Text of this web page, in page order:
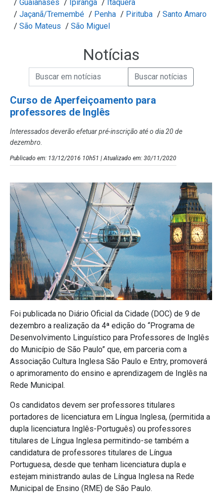
/ Guaianases / Ipiranga / Itaquera
/ Jaçanã/Tremembé / Penha / Pirituba / Santo Amaro
/ São Mateus / São Miguel
Notícias
Campo de Busca de Notícias
Campo de Busca de informaçõesEnviar a Busca de Notícias
Curso de Aperfeiçoamento para
professores de Inglês
Interessados deverão efetuar pré-inscrição até o dia 20 de
dezembro.
Publicado em: 13/12/2016 10h51 | Atualizado em: 30/11/2020
Foi publicada no Diário Oficial da Cidade (DOC) de 9 de
dezembro a realização da 4ª edição do “Programa de
Desenvolvimento Linguístico para Professores de Inglês
do Município de São Paulo” que, em parceria com a
Associação Cultura Inglesa São Paulo e Entry, promoverá
o aprimoramento do ensino e aprendizagem de Inglês na
Rede Municipal.
Os candidatos devem ser professores titulares
portadores de licenciatura em Língua Inglesa, (permitida a
dupla licenciatura Inglês-Português) ou professores
titulares de Língua Inglesa permitindo-se também a
candidatura de professores titulares de Língua
Portuguesa, desde que tenham licenciatura dupla e
estejam ministrando aulas de Língua Inglesa na Rede
Municipal de Ensino (RME) de São Paulo.